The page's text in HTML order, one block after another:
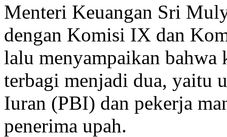
Menteri Keuangan Sri
dengan Komisi IX dan
lalu menyampaikan bahwa
terbagi menjadi dua, yaitu
Iuran (PBI) dan pekerja
penerima upah.